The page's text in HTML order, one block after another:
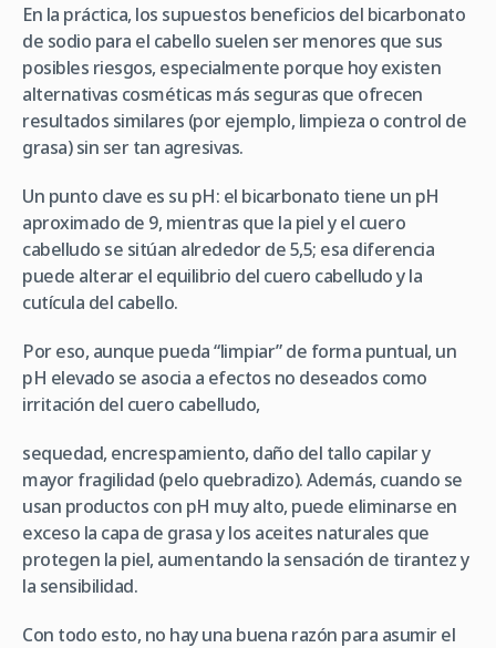
En la práctica, los supuestos beneficios del bicarbonato
de sodio para el cabello suelen ser menores que sus
posibles riesgos, especialmente porque hoy existen
alternativas cosméticas más seguras que ofrecen
resultados similares (por ejemplo, limpieza o control de
grasa) sin ser tan agresivas.
Un punto clave es su pH: el bicarbonato tiene un pH
aproximado de 9, mientras que la piel y el cuero
cabelludo se sitúan alrededor de 5,5; esa diferencia
puede alterar el equilibrio del cuero cabelludo y la
cutícula del cabello.
Por eso, aunque pueda “limpiar” de forma puntual, un
pH elevado se asocia a efectos no deseados como
irritación del cuero cabelludo,
sequedad, encrespamiento, daño del tallo capilar y
mayor fragilidad (pelo quebradizo). Además, cuando se
usan productos con pH muy alto, puede eliminarse en
exceso la capa de grasa y los aceites naturales que
protegen la piel, aumentando la sensación de tirantez y
la sensibilidad.
Con todo esto, no hay una buena razón para asumir el